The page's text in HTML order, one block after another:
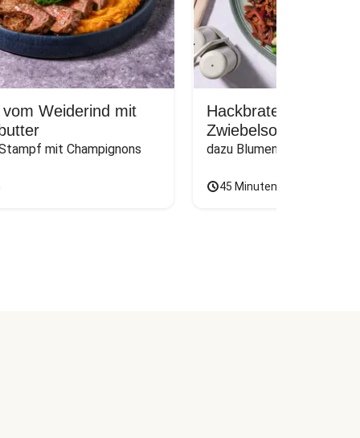
Weiderind mit
mit Champignons
Hackbraten im
Zwiebelsoße
dazu Blumenkohl und
45 Minuten